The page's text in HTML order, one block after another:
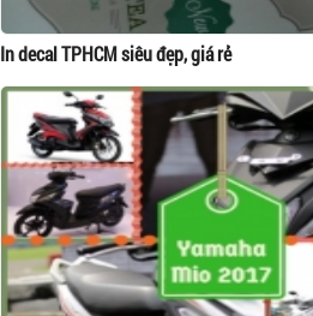
In decal TPHCM siêu đẹp, giá rẻ